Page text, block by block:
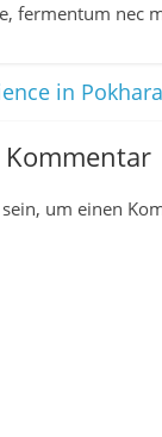
fermentum nec
in Pokhara
Kommentar
sein, um einen